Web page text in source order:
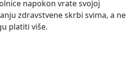
napokon vrate svojoj
zdravstvene skrbi svima, a ne
platiti više.